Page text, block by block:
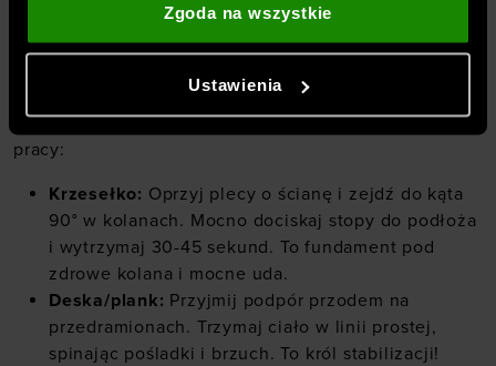
partnerzy mogą łączyć te informacje z innymi, które
podajesz poza tą stroną internetową, a także z
Ciebie z ich usług. Za Twoją zgodą możemy również
przekazywać do naszych partnerów Twoje dane
osobowe w celu kierowania dopasowanych reklam
wyświetlania, przeprowadzania badań analitycznych,
dopasowywania treści oraz udoskonalania rozwiązań
oferowanych przez naszych partnerów (np. sieci
społecznościowych). Szczegółowe informacje
znajdziesz w naszejPolityce prywatnościoraz sekcji
„Szczegóły”
Zgoda na wszystkie
Ustawienia
A co, jeśli nie masz czasu na długi trening? Wybierz te
3 przykładowe ćwiczenia izometryczne, które
minut. Oto nasze sprawdzone przykłady ćwiczeń
izometrycznych, które wykonasz nawet w przerwie od
pracy:
Krzesełko: Oprzyj plecy o ścianę i zejdź do kąta
90° w kolanach. Mocno dociskaj stopy do podłoża
i wytrzymaj 30-45 sekund. To fundament pod
zdrowe kolana i mocne uda.
Deska/plank: Przyjmij podpór przodem na
przedramionach. Trzymaj ciało w linii prostej,
spinając pośladki i brzuch. To król stabilizacji!